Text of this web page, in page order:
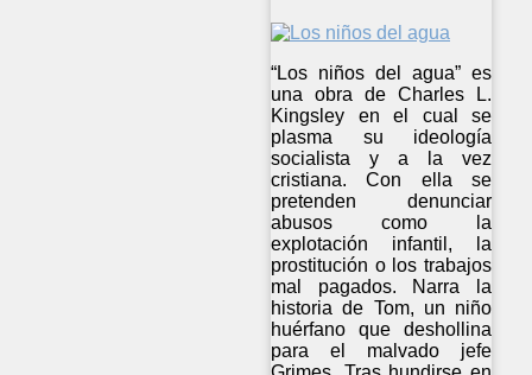
“Los niños del agua” es
una obra de Charles L.
Kingsley en el cual se
plasma su ideología
socialista y a la vez
cristiana. Con ella se
pretenden denunciar
abusos como la
explotación infantil, la
prostitución o los trabajos
mal pagados. Narra la
historia de Tom, un niño
huérfano que deshollina
para el malvado jefe